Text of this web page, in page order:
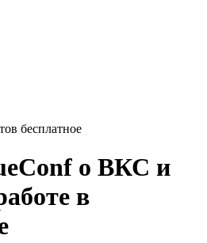
бесплатное
о ВКС и
в